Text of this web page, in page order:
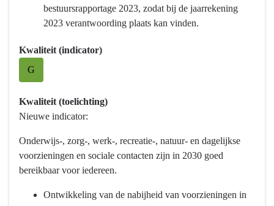
Mobiliteitsontwikkeling
Wat
willen
We
gaan
mobiliteit
iedereen.
bestuursrapportage 2023, zodat bij de jaarrekening
2023 verantwoording plaats kan vinden.
Kwaliteit (indicator)
G
Kwaliteit (toelichting)
Nieuwe indicator:
Onderwijs-, zorg-, werk-, recreatie-, natuur- en dagelijkse
voorzieningen en sociale contacten zijn in 2030 goed
bereikbaar voor iedereen.
Ontwikkeling van de nabijheid van voorzieningen in